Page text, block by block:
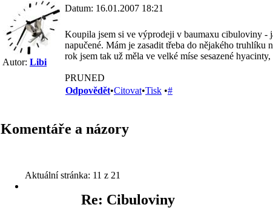
Autor: Libi
Datum: 16.01.2007 18:21
Koupila jsem si ve výprodeji v baumaxu cibuloviny -
napučené. Mám je zasadit třeba do nějakého
rok jsem tak už měla ve velké míse sesazené
PRUNED
Odpovědět•Citovat•Tisk •#
Komentáře a názory
Aktuální stránka: 11 z 21
Re: Cibuloviny